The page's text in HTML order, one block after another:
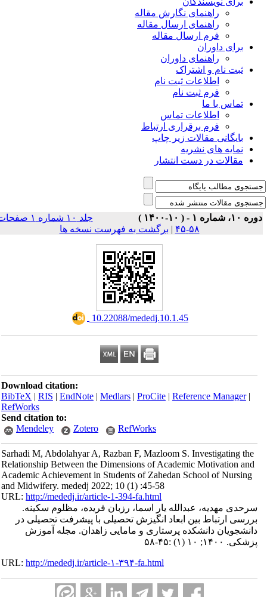
راهنمای نگارش مقاله
راهنمای ارسال مقاله
فرم ارسال مقاله
برای داوران
راهنمای داوران
ثبت نام و اشتراک
اطلاعات ثبت نام
فرم ثبت نام
تماس با ما
اطلاعات تماس
فرم برقراری ارتباط
بایگانی مقالات زیر چاپ
نمایه های نشریه
مقالات در دست انتشار
۱۰، شماره ۱ - ( ۱۰-۱۴۰۰ )
جلد ۱۰ شماره ۱ صفحات
۵۸-۴۵
|برگشت به فهرست نسخه ها
‎ 10.22088/mededj.10.1.45
Download citation:
BibTeX|RIS|EndNote|Medlars|ProCite|Reference Manager
RefWorks
Send citation to:
Mendeley
Zotero RefWorks
Sarhadi M, Abdolahyar A, Razban F, Mazloom S. Investigating the
Relationship Between the Dimensions of Academic Motivation and
Academic Achievement in Students of Zahedan School of Nursing
and Midwifery. mededj 2022; 10 (1) :45-58
URL:http://mededj.ir/article-1-394-fa.html
سرحدی مهدیه، عبدالله یار اسما، رزبان فریده، مظلوم سکینه.
بررسی ارتباط بین ابعاد انگیزش تحصیلی با پیشرفت تحصیلی در
دانشجویان دانشکده پرستاری و مامایی زاهدان. مجله آموزش
پزشکی. ۱۴۰۰; ۱۰ (۱) :۴۵-۵۸
URL:http://mededj.ir/article-۱-۳۹۴-fa.html